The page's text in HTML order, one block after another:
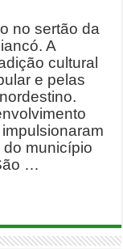
no sertão da
A
cultural
e pelas
município
…